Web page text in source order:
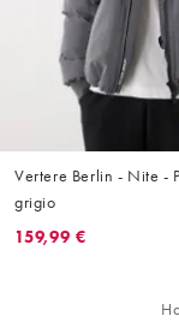
Vertere Berlin - Nite -
grigio
159,99 €